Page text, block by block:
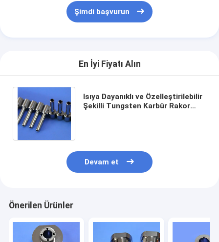
Şimdi başvurun
En İyi Fiyatı Alın
Isıya Dayanıklı ve Özelleştirilebilir
Şekilli Tungsten Karbür Rakor
Devam et
Önerilen Ürünler